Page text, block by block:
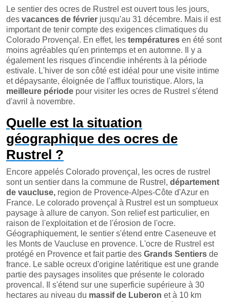
Le sentier des ocres de Rustrel est ouvert tous les jours,
des vacances de février jusqu'au 31 décembre. Mais il est
important de tenir compte des exigences climatiques du
Colorado Provençal. En effet, les températures en été sont
moins agréables qu'en printemps et en automne. Il y a
également les risques d'incendie inhérents à la période
estivale. L'hiver de son côté est idéal pour une visite intime
et dépaysante, éloignée de l'afflux touristique. Alors, la
meilleure période pour visiter les ocres de Rustrel s'étend
d'avril à novembre.
Quelle est la situation
géographique des ocres de
Rustrel ?
Encore appelés Colorado provençal, les ocres de rustrel
sont un sentier dans la commune de Rustrel, département
de vaucluse, region de Provence-Alpes-Côte d'Azur en
France. Le colorado provençal à Rustrel est un somptueux
paysage à allure de canyon. Son relief est particulier, en
raison de l'exploitation et de l'érosion de l'ocre.
Géographiquement, le sentier s'étend entre Caseneuve et
les Monts de Vaucluse en provence. L'ocre de Rustrel est
protégé en Provence et fait partie des Grands Sentiers de
france. Le sable ocreux d'origine latéritique est une grande
partie des paysages insolites que présente le colorado
provencal. Il s'étend sur une superficie supérieure à 30
hectares au niveau du massif de Luberon et à 10 km